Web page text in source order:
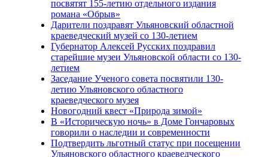
посвятят 155-летию отдельного издания
романа «Обрыв»
Дарители поздравят Ульяновский областной
краеведческий музей со 130-летием
Губернатор Алексей Русских поздравил
старейшие музеи Ульяновской области со 130-
летием
Заседание Ученого совета посвятили 130-
летию Ульяновского областного
краеведческого музея
Новогодний квест «Природа зимой»
В «Историческую ночь» в Доме Гончаровых
говорили о наследии и современности
Подтвердить льготный статус при посещении
Ульяновского областного краеведческого